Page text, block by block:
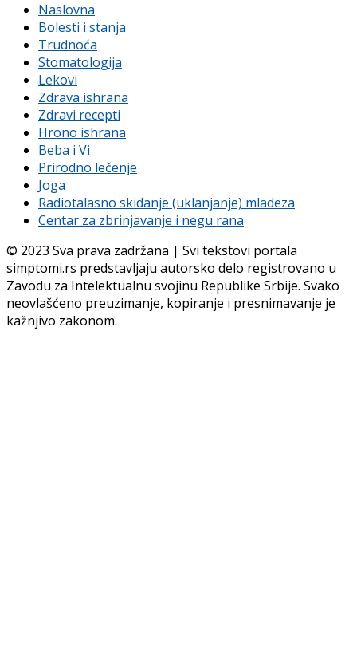
Naslovna
Bolesti i stanja
Trudnoća
Stomatologija
Lekovi
Zdrava ishrana
Zdravi recepti
Hrono ishrana
Beba i Vi
Prirodno lečenje
Joga
Radiotalasno skidanje (uklanjanje) mladeza
Centar za zbrinjavanje i negu rana
© 2023 Sva prava zadržana | Svi tekstovi portala
simptomi.rs predstavljaju autorsko delo registrovano u
Zavodu za Intelektualnu svojinu Republike Srbije. Svako
neovlašćeno preuzimanje, kopiranje i presnimavanje je
kažnjivo zakonom.